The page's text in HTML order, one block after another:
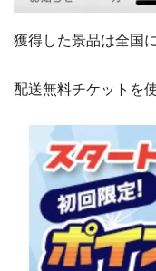
獲得した景品は全国
配送無料チケットを